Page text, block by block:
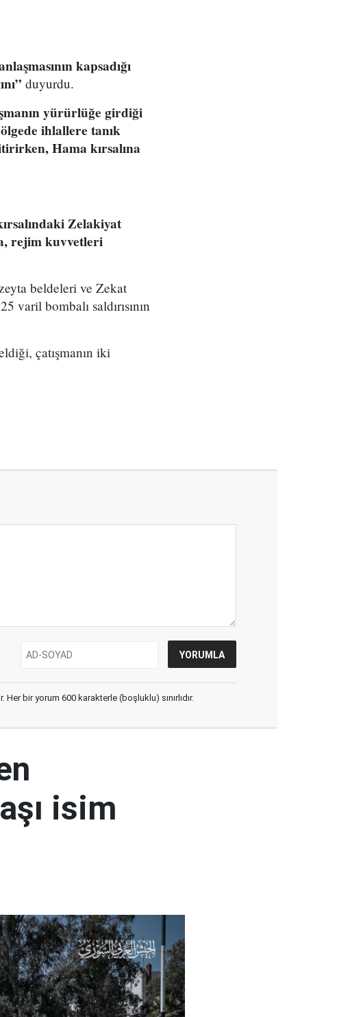
kapsadığı
duyurdu.
yürürlüğe girdiği
ihlallere tanık
Hama kırsalına
Zelakiyat
rejim kuvvetleri
beldeleri ve Zekat
varil bombalı saldırısının
çatışmanın iki
bir yorum 600 karakterle (boşluklu) sınırlıdır.
isim